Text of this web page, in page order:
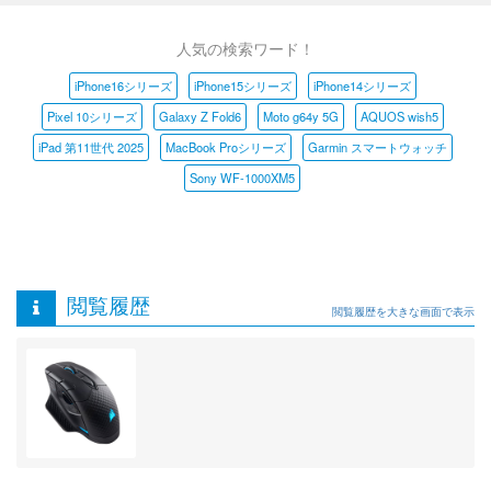
人気の検索ワード！
iPhone16シリーズ iPhone15シリーズ
iPhone14シリーズ
Pixel 10シリーズ
Galaxy Z Fold6 Moto g64y 5G
AQUOS wish5
iPad 第11世代 2025
MacBook Proシリーズ
Garmin スマートウォッチ
Sony WF-1000XM5
閲覧履歴 閲覧履歴を大きな画面で表示